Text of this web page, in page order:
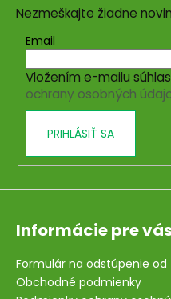
Nezmeškajte žiadne
Email
Vložením e-mailu
ochrany osobných
PRIHLÁSIŤ SA
Informácie pre
Formulár na odstúpenie od
Obchodné podmienky